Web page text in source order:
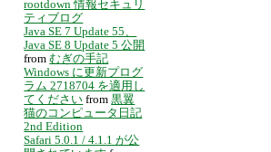
rootdown 情報セキュリ
ティブログ
Java SE 7 Update 55、
Java SE 8 Update 5 公開
from むぎの手記
Windows に更新プログ
ラム 2718704 を適用し
てください from 黒翼
猫のコンピュータ日記
2nd Edition
Safari 5.0.1 / 4.1.1 が公